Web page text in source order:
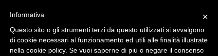
×
Informativa
Questo sito o gli strumenti terzi da questo utilizzati si avvalgono
di cookie necessari al funzionamento ed utili alle finalità illustrate
nella cookie policy. Se vuoi saperne di più o negare il consenso